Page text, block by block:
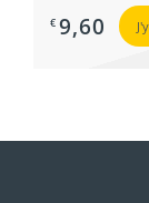
€ 9,60